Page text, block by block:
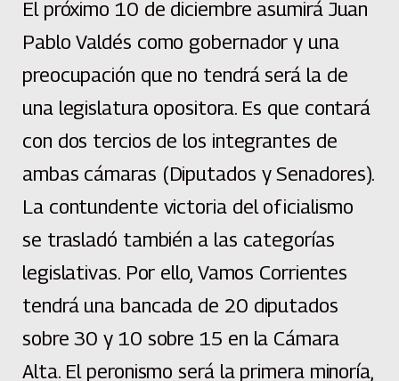
El próximo 10 de diciembre asumirá Juan
Pablo Valdés como gobernador y una
preocupación que no tendrá será la de
una legislatura opositora. Es que contará
con dos tercios de los integrantes de
ambas cámaras (Diputados y Senadores).
La contundente victoria del oficialismo
se trasladó también a las categorías
legislativas. Por ello, Vamos Corrientes
tendrá una bancada de 20 diputados
sobre 30 y 10 sobre 15 en la Cámara
Alta. El peronismo será la primera minoría,